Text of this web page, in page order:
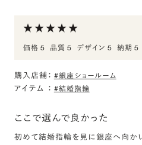
価格 5 品質 5 デザイン 5 納期 5
購入店舗： #銀座ショールーム
アイテム ： #結婚指輪
ここで選んで良かった
初めて結婚指輪を見に銀座へ向かい